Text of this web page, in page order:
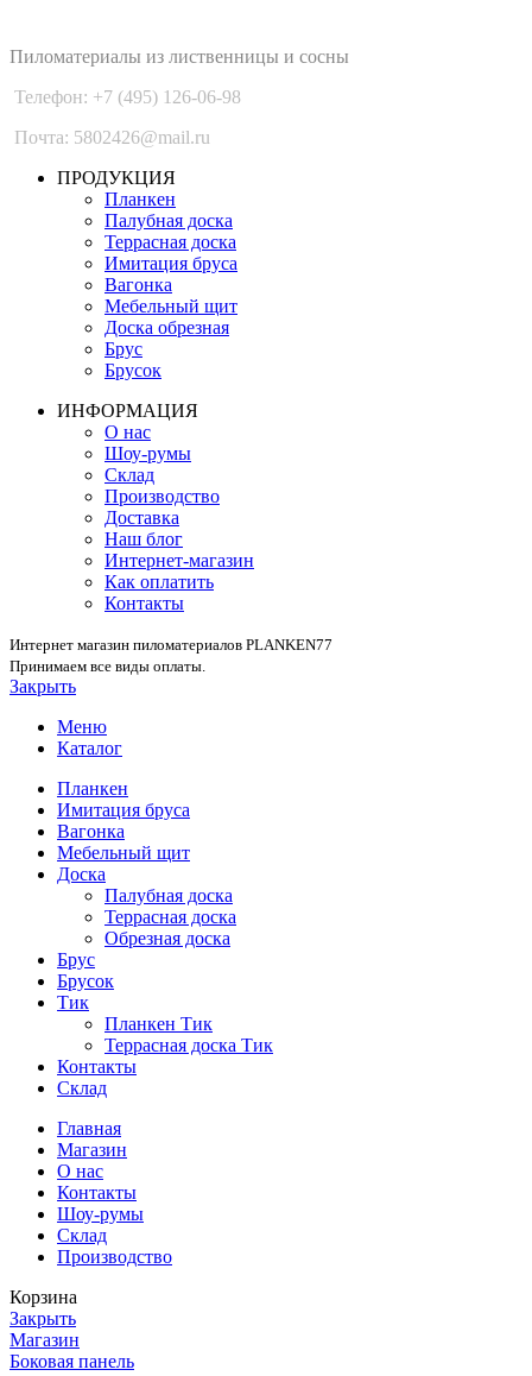
Пиломатериалы из лиственницы и сосны
Телефон: +7 (495) 126-06-98
Почта: 5802426@mail.ru
ПРОДУКЦИЯ
Планкен
Палубная доска
Террасная доска
Имитация бруса
Вагонка
Мебельный щит
Доска обрезная
Брус
Брусок
ИНФОРМАЦИЯ
О нас
Шоу-румы
Склад
Производство
Доставка
Наш блог
Интернет-магазин
Как оплатить
Контакты
Интернет магазин пиломатериалов PLANKEN77
Принимаем все виды оплаты.
Закрыть
Меню
Каталог
Планкен
Имитация бруса
Вагонка
Мебельный щит
Доска
Палубная доска
Террасная доска
Обрезная доска
Брус
Брусок
Тик
Планкен Тик
Террасная доска Тик
Контакты
Склад
Главная
Магазин
О нас
Контакты
Шоу-румы
Склад
Производство
Корзина
Закрыть
Магазин
Боковая панель